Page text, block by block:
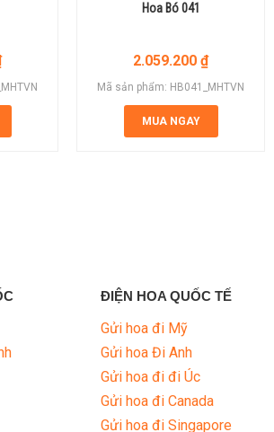
Hoa Bó 041
2.059.200 ₫
Mã sản phẩm: HB041_MHTVN
MUA NGAY
ĐIỆN HOA QUỐC TẾ
Gửi hoa đi Mỹ
Gửi hoa Đi Anh
Gửi hoa đi đi Úc
Gửi hoa đi Canada
Gửi hoa đi Singapore